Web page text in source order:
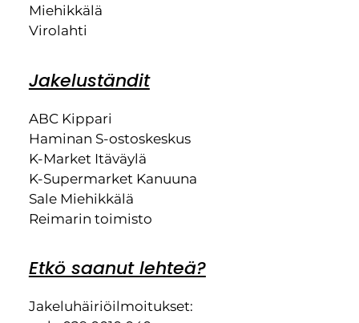
Miehikkälä
Virolahti
Jakeluständit
ABC Kippari
Haminan S-ostoskeskus
K-Market Itäväylä
K-Supermarket Kanuuna
Sale Miehikkälä
Reimarin toimisto
Etkö saanut lehteä?
Jakeluhäiriöilmoitukset: